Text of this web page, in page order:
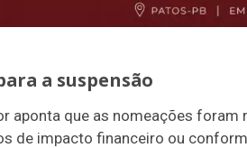
a suspensão
aponta que as nomeações
de impacto financeiro ou